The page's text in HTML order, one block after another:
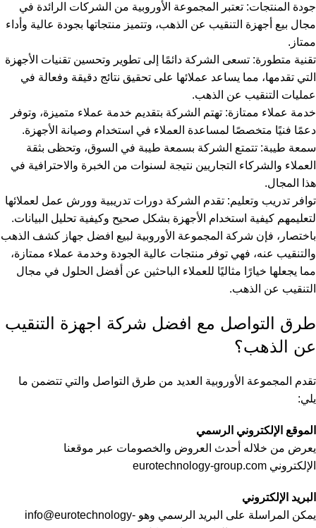
جودة المنتجات: تعتبر المجموعة الأوروبية من الشركات الرائدة في
مجال بيع أجهزة التنقيب عن الذهب، وتتميز منتجاتها بجودة عالية وأداء
ممتاز.
تقنية متطورة: تسعى الشركة دائمًا إلى تطوير وتحسين تقنيات الأجهزة
التي تقدمها، مما يساعد عملائها على تحقيق نتائج دقيقة وفعالة في
عمليات التنقيب عن الذهب.
خدمة عملاء ممتازة: تهتم الشركة بتقديم خدمة عملاء متميزة، وتوفر
دعمًا فنيًا متخصصًا لمساعدة العملاء في استخدام وصيانة الأجهزة.
سمعة طيبة: تتمتع الشركة بسمعة طيبة في السوق، وتحظى بثقة
العملاء والشركاء التجاريين نتيجة لسنوات من الخبرة والاحترافية في
هذا المجال.
توافر تدريب وتعليم: تقدم الشركة دورات تدريبية وورش عمل لعملائها
لتعليمهم كيفية استخدام الأجهزة بشكل صحيح وكيفية تحليل البيانات.
باختصار، فإن شركة المجموعة الأوروبية لبيع افضل جهاز كشف الذهب
والتنقيب عنه، فهي توفر منتجات عالية الجودة وخدمة عملاء ممتازة،
مما يجعلها خيارًا مثاليًا للعملاء الباحثين عن أفضل الحلول في مجال
التنقيب عن الذهب.
طرق التواصل مع افضل شركة اجهزة التنقيب
عن الذهب؟
تقدم المجموعة الأوروبية العديد من طرق التواصل والتي تتضمن ما
يلي:
الموقع الإلكتروني الرسمي
يعرض من خلاله أحدث العروض والخصومات عبر موقعنا
الإلكتروني eurotechnology-group.com
البريد الإلكتروني
يمكن المراسلة على البريد الرسمي وهو info@eurotechnology-